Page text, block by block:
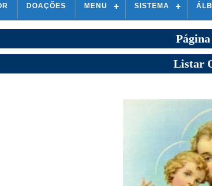
DOAÇÕES MENU SISTEMA
Listar